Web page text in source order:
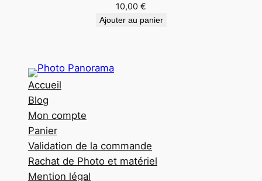
10,00 €
Ajouter au panier
Accueil
Blog
Mon compte
Panier
Validation de la commande
Rachat de Photo et matériel
Mention légal